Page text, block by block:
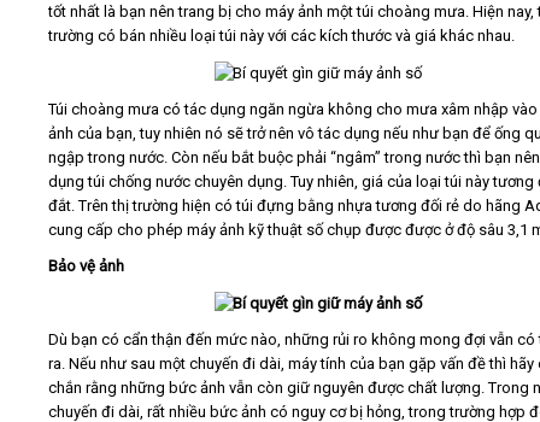
Tìm kiếm
tốt nhất là bạn nên trang bị cho máy ảnh một túi choàng mưa. Hiện nay,
trường có bán nhiều loại túi này với các kích thước và giá khác nhau.
Túi choàng mưa có tác dụng ngăn ngừa không cho mưa xâm nhập vào
ảnh của bạn, tuy nhiên nó sẽ trở nên vô tác dụng nếu như bạn để ống
ngập trong nước. Còn nếu bắt buộc phải “ngâm” trong nước thì bạn
dụng túi chống nước chuyên dụng. Tuy nhiên, giá của loại túi này tương
đắt. Trên thị trường hiện có túi đựng bằng nhựa tương đối rẻ do hãng
cung cấp cho phép máy ảnh kỹ thuật số chụp được được ở độ sâu 3,1
Bảo vệ ảnh
Dù bạn có cẩn thận đến mức nào, những rủi ro không mong đợi vẫn có
ra. Nếu như sau một chuyến đi dài, máy tính của bạn gặp vấn đề thì hãy
chắn rằng những bức ảnh vẫn còn giữ nguyên được chất lượng. Trong
chuyến đi dài, rất nhiều bức ảnh có nguy cơ bị hỏng, trong trường hợp